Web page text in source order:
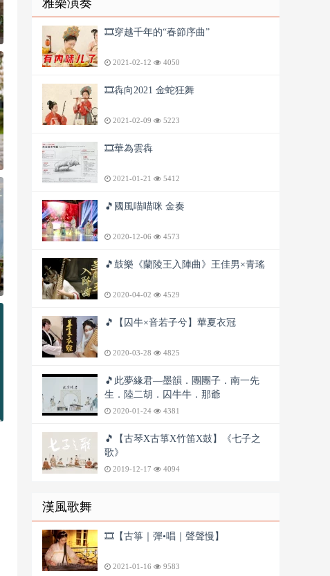
雅樂演奏
🎞️穿越千年的“春節序曲”
2021-02-12 4050
🎞️犇向2021 金蛇狂舞
2021-02-09 5223
🎞️華為雲犇
2021-01-21 5412
🎵國風喵喵咪 金奏
2020-12-06 4573
🎵鼓樂《蘭陵王入陣曲》王佳男×青瑤
2020-04-02 4529
🎵【囚牛×音若子兮】華夏衣冠
2020-03-28 4825
🎵此夢緣君—墨韻．團團子．南一先
生．陸二胡．囚牛牛．那爺
2020-01-24 4381
🎵【古琴X古箏X竹笛X鼓】《七子之
歌》
2019-12-17 4094
漢風歌舞
🎞️【古箏｜彈•唱｜聲聲慢】
2021-01-16 9583